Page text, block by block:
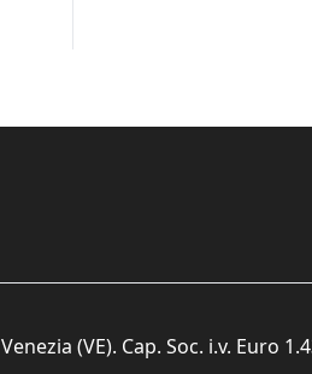
(VE). Cap. Soc. i.v. Euro